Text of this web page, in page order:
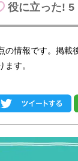
役に立った! 5
情報です。掲載
す。